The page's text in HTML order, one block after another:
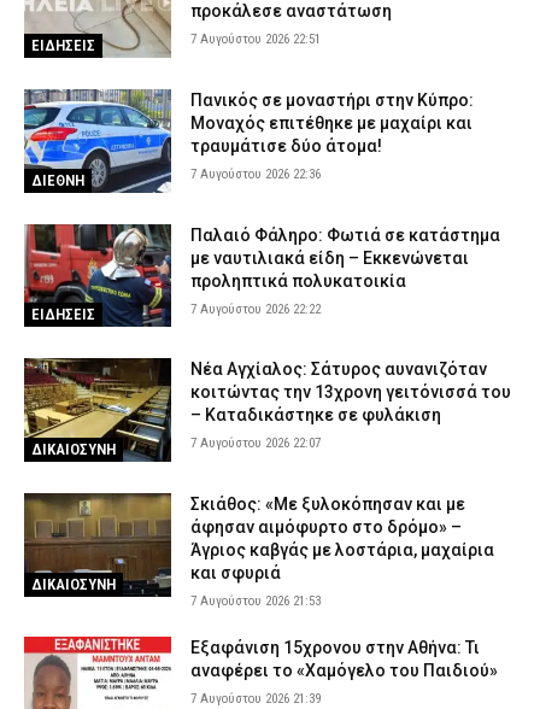
ΕΙΔΗΣΕΙΣ
προκάλεσε αναστάτωση
7 Αυγούστου 2026 22:51
ΔΙΕΘΝΗ
Πανικός σε μοναστήρι στην Κύπρο:
Μοναχός επιτέθηκε με μαχαίρι και
τραυμάτισε δύο άτομα!
7 Αυγούστου 2026 22:36
ΕΙΔΗΣΕΙΣ
Παλαιό Φάληρο: Φωτιά σε κατάστημα
με ναυτιλιακά είδη – Εκκενώνεται
προληπτικά πολυκατοικία
7 Αυγούστου 2026 22:22
ΔΙΚΑΙΟΣΥΝΗ
Νέα Αγχίαλος: Σάτυρος αυνανιζόταν
κοιτώντας την 13χρονη γειτόνισσά του
– Καταδικάστηκε σε φυλάκιση
7 Αυγούστου 2026 22:07
ΔΙΚΑΙΟΣΥΝΗ
Σκιάθος: «Με ξυλοκόπησαν και με
άφησαν αιμόφυρτο στο δρόμο» –
Άγριος καβγάς με λοστάρια, μαχαίρια
και σφυριά
7 Αυγούστου 2026 21:53
Εξαφάνιση 15χρονου στην Αθήνα: Τι
αναφέρει το «Χαμόγελο του Παιδιού»
7 Αυγούστου 2026 21:39